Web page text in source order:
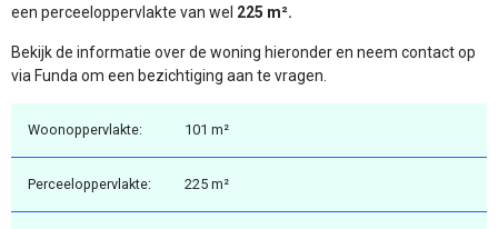
een perceeloppervlakte van wel 225 m².
Bekijk de informatie over de woning hieronder en neem contact op
via Funda om een bezichtiging aan te vragen.
Woonoppervlakte: 101 m²
Perceeloppervlakte: 225 m²